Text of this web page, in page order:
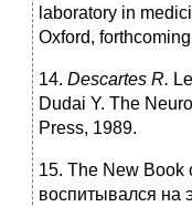
laboratory in
Oxford,
14. Descartes R.
Dudai Y. The
Press, 1989.
15. The New Book
воспитывался на